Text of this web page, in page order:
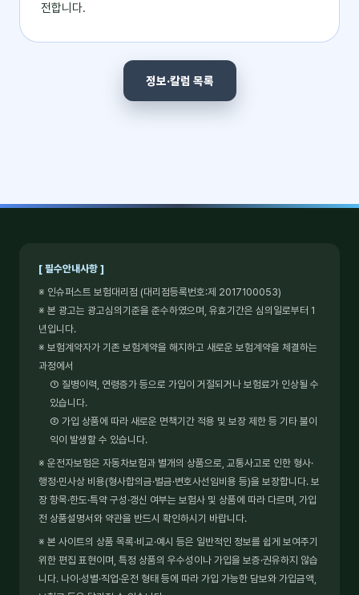
전합니다.
정보·칼럼 목록
[ 필수안내사항 ]
※ 인슈퍼스트 보험대리점 (대리점등록번호:제 2017100053)
※ 본 광고는 광고심의기준을 준수하였으며, 유효기간은 심의일로부터 1
년입니다.
※ 보험계약자가 기존 보험계약을 해지하고 새로운 보험계약을 체결하는
과정에서
① 질병이력, 연령증가 등으로 가입이 거절되거나 보험료가 인상될 수
있습니다.
② 가입 상품에 따라 새로운 면책기간 적용 및 보장 제한 등 기타 불이
익이 발생할 수 있습니다.
※ 운전자보험은 자동차보험과 별개의 상품으로, 교통사고로 인한 형사·
행정·민사상 비용(형사합의금·벌금·변호사선임비용 등)을 보장합니다. 보
장 항목·한도·특약 구성·갱신 여부는 보험사 및 상품에 따라 다르며, 가입
전 상품설명서와 약관을 반드시 확인하시기 바랍니다.
※ 본 사이트의 상품 목록·비교·예시 등은 일반적인 정보를 쉽게 보여주기
위한 편집 표현이며, 특정 상품의 우수성이나 가입을 보증·권유하지 않습
니다. 나이·성별·직업·운전 형태 등에 따라 가입 가능한 담보와 가입금액,